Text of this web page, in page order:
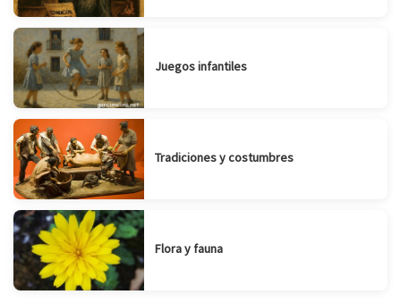
Juegos infantiles
Tradiciones y costumbres
Flora y fauna